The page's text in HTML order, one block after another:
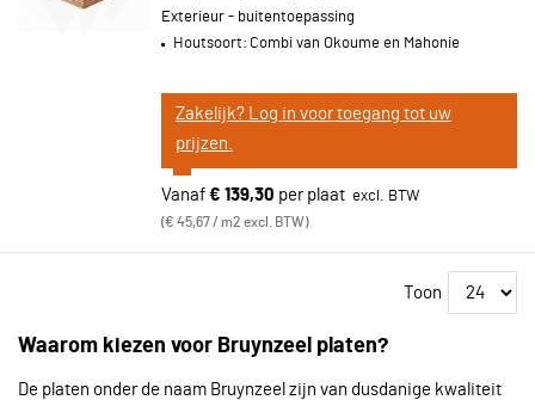
Exterieur - buitentoepassing
Houtsoort: Combi van Okoume en Mahonie
Zakelijk? Log in voor toegang tot uw
prijzen.
Vanaf € 139,30 per plaat
€ 45,67 / m2 excl. BTW
Toon
Waarom kiezen voor Bruynzeel platen?
De platen onder de naam Bruynzeel zijn van dusdanige kwaliteit